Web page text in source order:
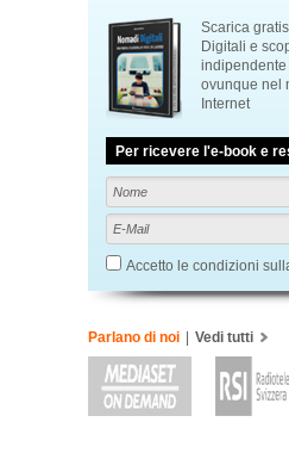
Scarica
Digitali e
ovunque nel
Internet
Per ricevere l'e-book e
Accetto le condizioni
Parlano di noi | Vedi tutti